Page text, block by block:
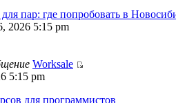
пар: где попробовать в
2026 5:15 pm
Worksale
5:15 pm
для программистов